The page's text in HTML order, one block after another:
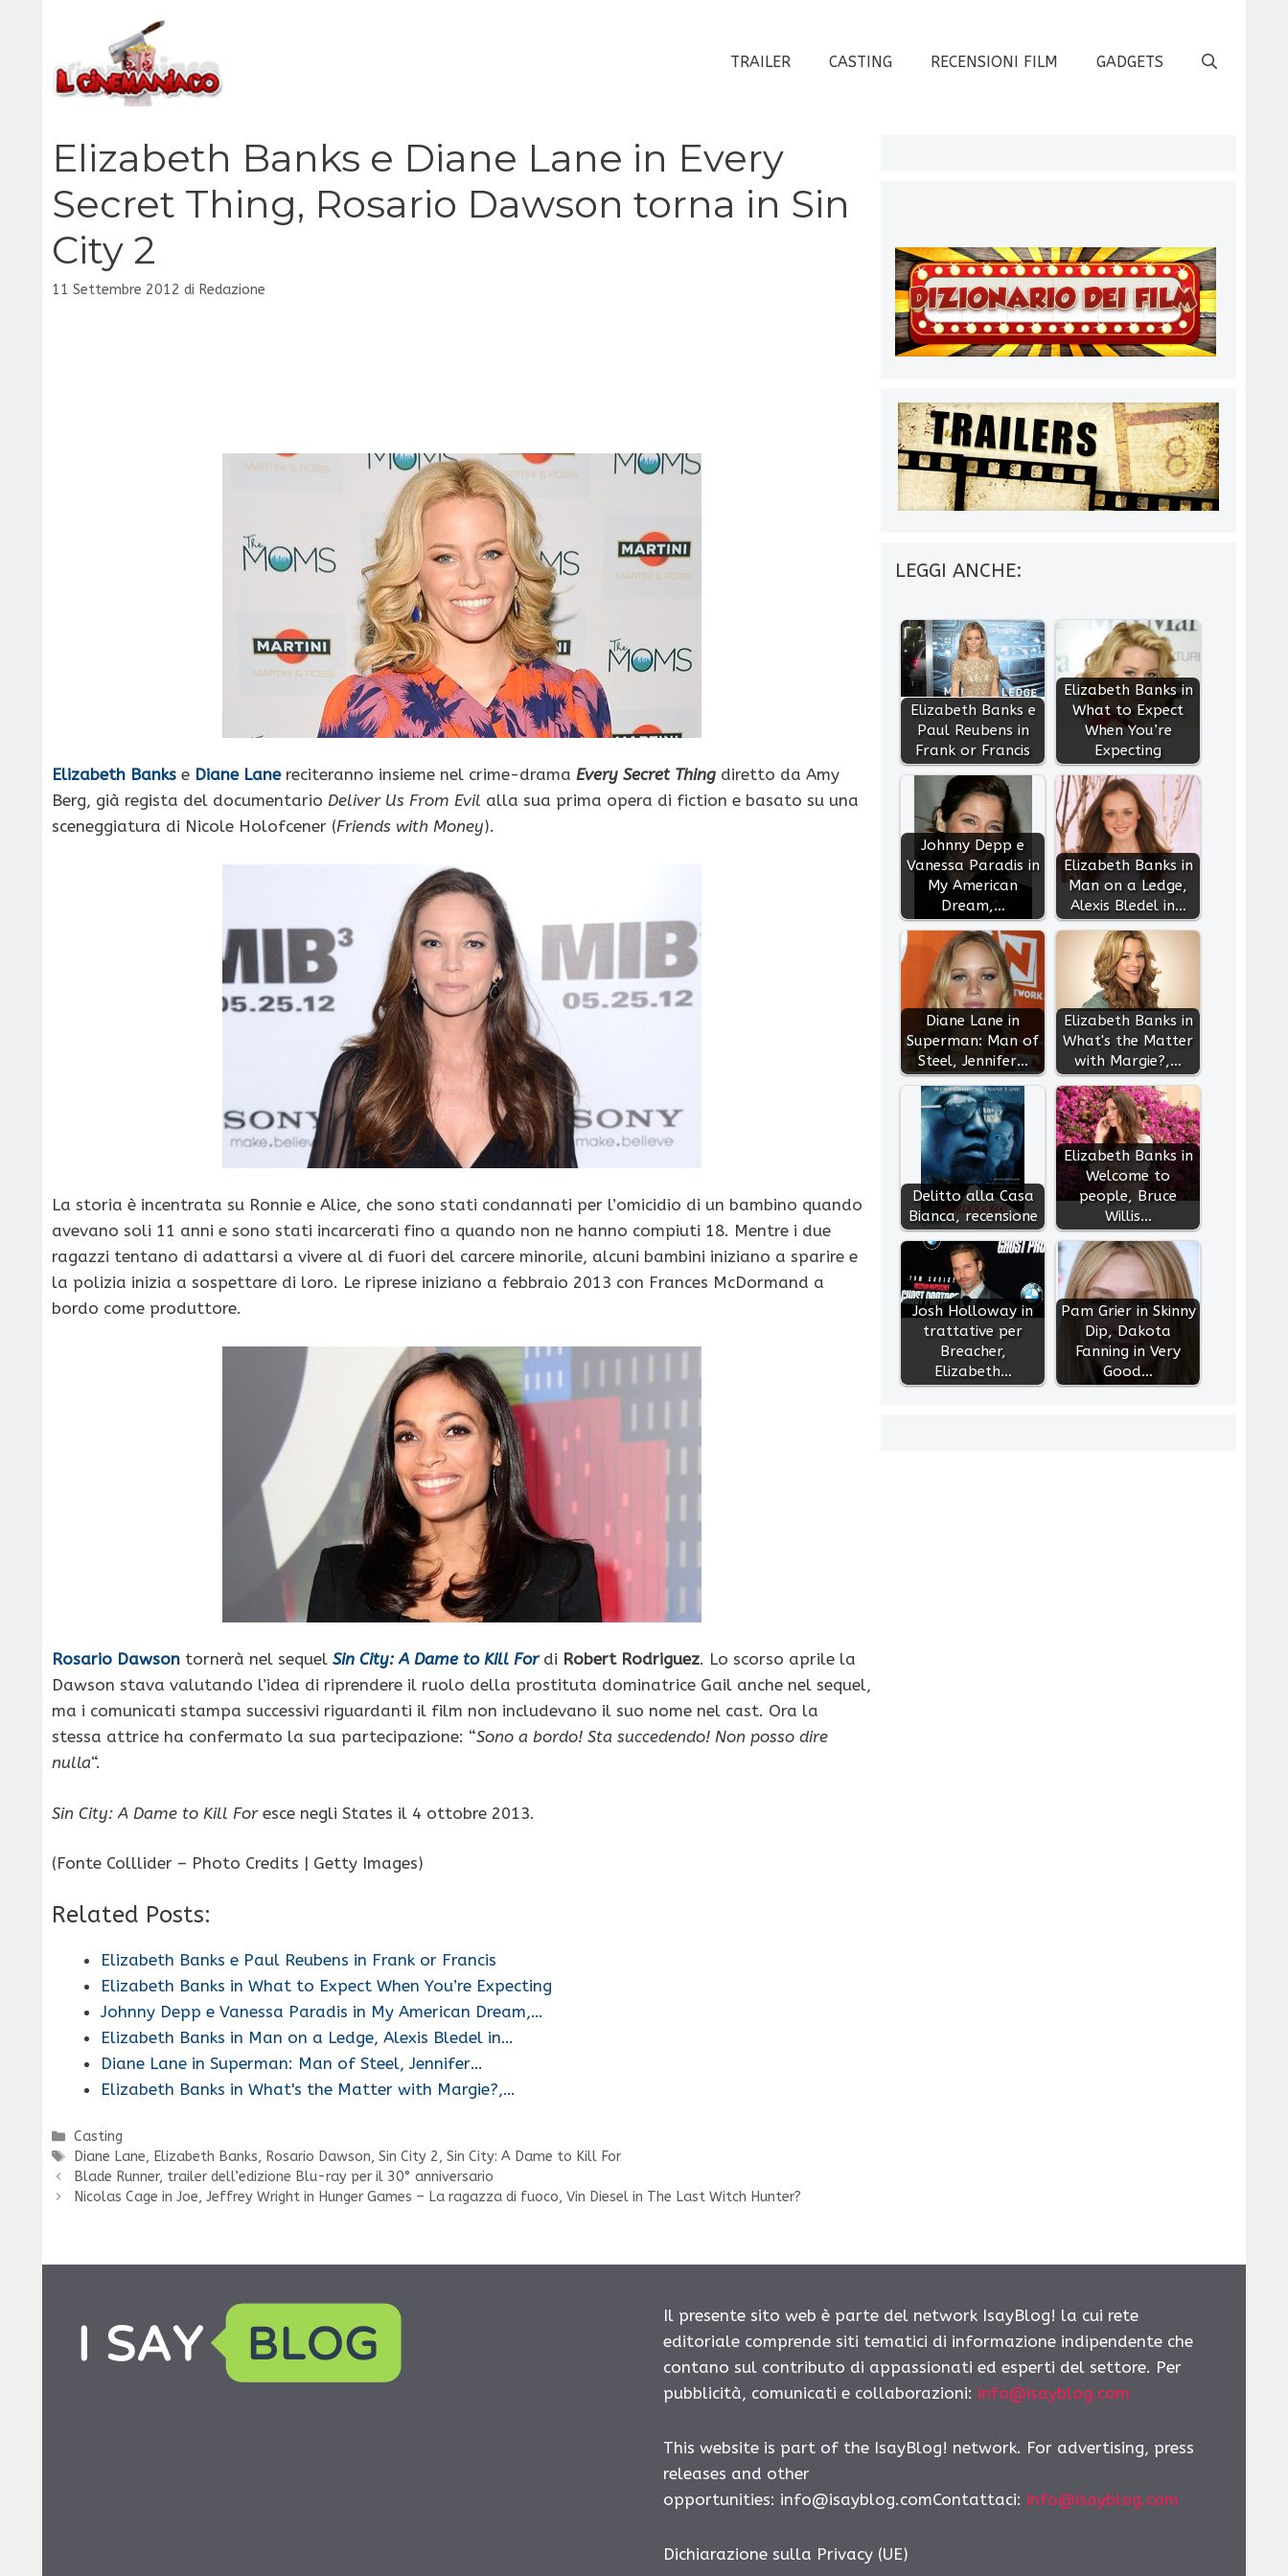
contenuto
TRAILER CASTING RECENSIONI FILM GADGETS
Elizabeth Banks e Diane Lane in Every
Secret Thing, Rosario Dawson torna in Sin
City 2
11 Settembre 2012 di Redazione
Elizabeth Banks e Diane Lanereciteranno insieme nel crime-drama Every Secret Thing diretto da Amy
Berg, già regista del documentario Deliver Us From Evil alla sua prima opera di fiction e basato su una
sceneggiatura di Nicole Holofcener (Friends with Money).
La storia è incentrata su Ronnie e Alice, che sono stati condannati per l’omicidio di un bambino quando
avevano soli 11 anni e sono stati incarcerati fino a quando non ne hanno compiuti 18. Mentre i due
ragazzi tentano di adattarsi a vivere al di fuori del carcere minorile, alcuni bambini iniziano a sparire e
la polizia inizia a sospettare di loro. Le riprese iniziano a febbraio 2013 con Frances McDormand a
bordo come produttore.
Rosario Dawson tornerà nel sequel Sin City: A Dame to Kill Fordi Robert Rodriguez. Lo scorso aprile la
Dawson stava valutando l’idea di riprendere il ruolo della prostituta dominatrice Gail anche nel sequel,
ma i comunicati stampa successivi riguardanti il film non includevano il suo nome nel cast. Ora la
stessa attrice ha confermato la sua partecipazione: “Sono a bordo! Sta succedendo! Non posso dire
nulla“.
Sin City: A Dame to Kill Foresce negli States il 4 ottobre 2013.
(Fonte Colllider – Photo Credits | Getty Images)
Related Posts:
Elizabeth Banks e Paul Reubens in Frank or Francis
Elizabeth Banks in What to Expect When You’re Expecting
Johnny Depp e Vanessa Paradis in My American Dream,…
Elizabeth Banks in Man on a Ledge, Alexis Bledel in…
Diane Lane in Superman: Man of Steel, Jennifer…
Elizabeth Banks in What's the Matter with Margie?,…
Categorie
Casting
Tag
Diane Lane, Elizabeth Banks, Rosario Dawson,Sin City 2,Sin City: A Dame to Kill For
Blade Runner, trailer dell’edizione Blu-ray per il 30° anniversario
Nicolas Cage in Joe, Jeffrey Wright in Hunger Games – La ragazza di fuoco, Vin Diesel in The Last Witch Hunter?
LEGGI ANCHE:
Elizabeth Banks e
Paul Reubens in
Frank or Francis
Elizabeth Banks in
What to Expect
When You’re
Expecting
Johnny Depp e
Vanessa Paradis in
My American
Dream,…
Elizabeth Banks in
Man on a Ledge,
Alexis Bledel in…
Diane Lane in
Superman: Man of
Steel, Jennifer…
Elizabeth Banks in
What's the Matter
with Margie?,…
Delitto alla Casa
Bianca, recensione
Elizabeth Banks in
Welcome to
people, Bruce
Willis…
Josh Holloway in
trattative per
Breacher,
Elizabeth…
Pam Grier in Skinny
Dip, Dakota
Fanning in Very
Good…
Il presente sito web è parte del network IsayBlog! la cui rete
editoriale comprende siti tematici di informazione indipendente che
contano sul contributo di appassionati ed esperti del settore. Per
pubblicità, comunicati e collaborazioni: info@isayblog.com
This website is part of the IsayBlog! network. For advertising, press
releases and other
opportunities: info@isayblog.comContattaci: info@isayblog.com
Dichiarazione sulla Privacy (UE)